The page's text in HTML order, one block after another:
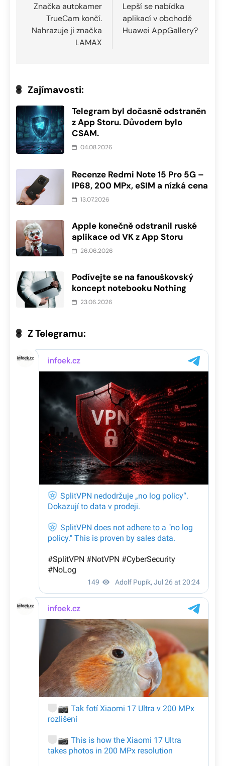
pro
příspěvek
Značka autokamer
TrueCam končí.
Nahrazuje ji značka
LAMAX
Lepší se nabídka
aplikací v obchodě
Huawei AppGallery?
Zajímavosti:
Telegram byl dočasně odstraněn
z App Storu. Důvodem bylo
CSAM.
04.08.2026
Recenze Redmi Note 15 Pro 5G –
IP68, 200 MPx, eSIM a nízká cena
13.07.2026
Apple konečně odstranil ruské
aplikace od VK z App Storu
26.06.2026
Podívejte se na fanouškovský
koncept notebooku Nothing
23.06.2026
Z Telegramu: